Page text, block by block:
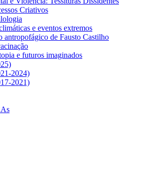
Criativos
e eventos extremos
antropofágico de Fausto Castilho
e futuros imaginados
2024)
2021)